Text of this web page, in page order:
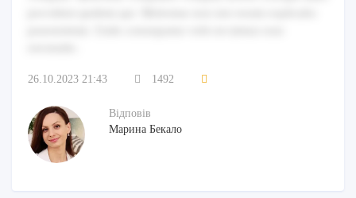
26.10.2023 21:43 1492
Відповів
Марина Бекало